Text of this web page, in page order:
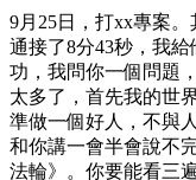
9月25日，打xx專案
通接了8分43秒，我
功，我問你一個問題
太多了，首先我的世
準做一個好人，不與
和你講一會半會說不
法輪》。你要能看三